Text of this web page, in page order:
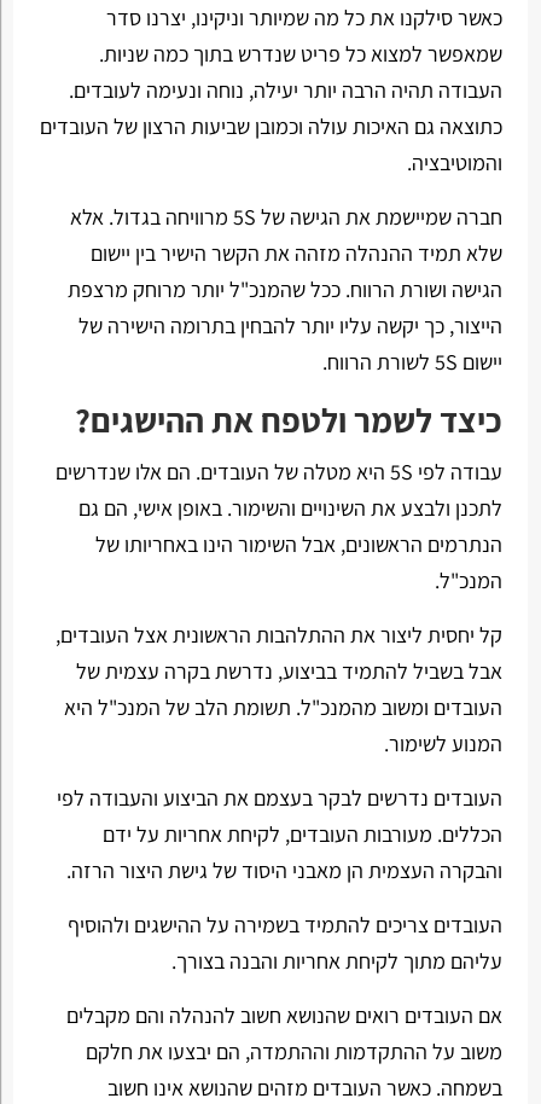
כאשר סילקנו את כל מה שמיותר וניקינו, יצרנו סדר
שמאפשר למצוא כל פריט שנדרש בתוך כמה שניות.
העבודה תהיה הרבה יותר יעילה, נוחה ונעימה לעובדים.
כתוצאה גם האיכות עולה וכמובן שביעות הרצון של העובדים
והמוטיבציה.
חברה שמיישמת את הגישה של 5Sמרוויחה בגדול. אלא
שלא תמיד ההנהלה מזהה את הקשר הישיר בין יישום
הגישה ושורת הרווח. ככל שהמנכ"ל יותר מרוחק מרצפת
הייצור, כך יקשה עליו יותר להבחין בתרומה הישירה של
יישום 5Sלשורת הרווח.
כיצד לשמר ולטפח את ההישגים?
עבודה לפי 5Sהיא מטלה של העובדים. הם אלו שנדרשים
לתכנן ולבצע את השינויים והשימור. באופן אישי, הם גם
הנתרמים הראשונים, אבל השימור הינו באחריותו של
המנכ"ל.
קל יחסית ליצור את ההתלהבות הראשונית אצל העובדים,
אבל בשביל להתמיד בביצוע, נדרשת בקרה עצמית של
העובדים ומשוב מהמנכ"ל. תשומת הלב של המנכ"ל היא
המנוע לשימור.
העובדים נדרשים לבקר בעצמם את הביצוע והעבודה לפי
הכללים. מעורבות העובדים, לקיחת אחריות על ידם
והבקרה העצמית הן מאבני היסוד של גישת היצור הרזה.
העובדים צריכים להתמיד בשמירה על ההישגים ולהוסיף
עליהם מתוך לקיחת אחריות והבנה בצורך.
אם העובדים רואים שהנושא חשוב להנהלה והם מקבלים
משוב על ההתקדמות וההתמדה, הם יבצעו את חלקם
בשמחה. כאשר העובדים מזהים שהנושא אינו חשוב